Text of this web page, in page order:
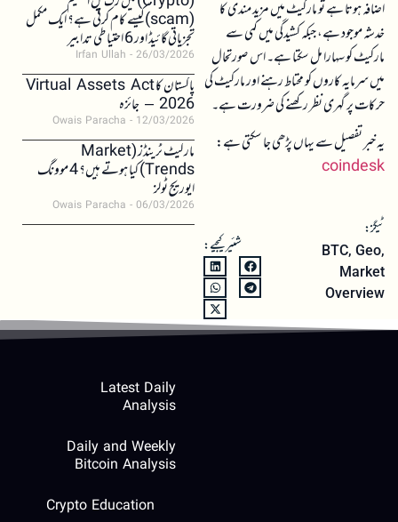
اضافہ ہوتا ہے تو مارکیٹ میں مزید مندی کا
خدشہ موجود ہے، جبکہ کشیدگی میں کمی سے
مارکیٹ کو سہارا مل سکتا ہے۔ اس صورتحال
میں سرمایہ کاروں کو محتاط رہنے اور مارکیٹ کی
حرکات پر گہری نظر رکھنے کی ضرورت ہے۔
یہ خبر تفصیل سے یہاں پڑھی جا سکتی ہے:
coindesk
ٹیگز:
BTC, Geo,
Market
Overview
شئیر کیجیے:
(scam)کیسے کام کرتی ہے؟ ایک مکمل
تجزیاتی گائیڈ اور 6 احتیاطی تدابیر
Irfan Ullah 26/03/2026
پاکستان کا Virtual Assets Act
2026 – جائزہ
Owais Paracha 12/03/2026
مارکیٹ ٹرینڈز (Market
Trends) کیا ہوتے ہیں؟ 4 موونگ
ایوریج ٹولز
Owais Paracha 06/03/2026
Latest Daily
Analysis
Daily and Weekly
Bitcoin Analysis
Crypto Education